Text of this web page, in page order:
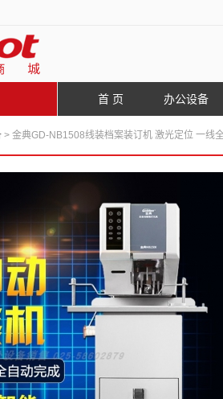
首 页 办公设备
> 金典GD-NB1508线装档案装订机 激光定位 一线